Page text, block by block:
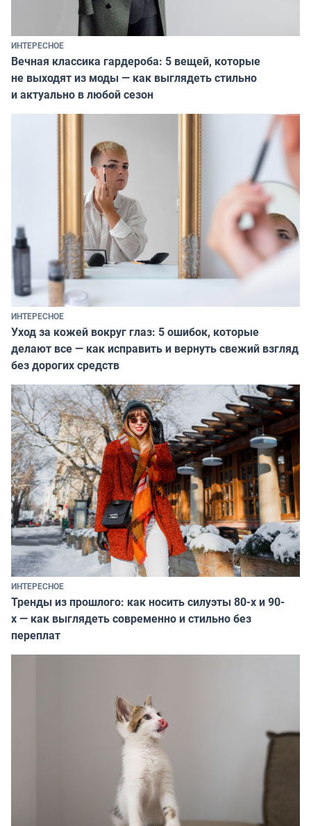
ИНТЕРЕСНОЕ
Вечная классика гардероба: 5 вещей, которые
не выходят из моды — как выглядеть стильно
и актуально в любой сезон
ИНТЕРЕСНОЕ
Уход за кожей вокруг глаз: 5 ошибок, которые
делают все — как исправить и вернуть свежий взгляд
без дорогих средств
ИНТЕРЕСНОЕ
Тренды из прошлого: как носить силуэты 80-х и 90-
х — как выглядеть современно и стильно без
переплат